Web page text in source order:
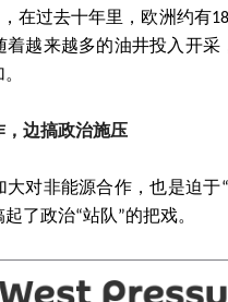
，在过去十年里，欧洲约有
着越来越多的油井投入开采
，边搞政治施压
大对非能源合作，也是迫于
了政治“站队”的把戏。